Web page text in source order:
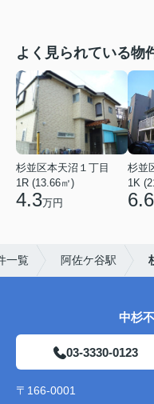
よく見られている物
杉並区本天沼１丁目
1R (13.66㎡)
4.3万円
杉並
1K
6.6
一覧 阿佐ケ谷駅
中杉
03-3330-0123
〒166-0001